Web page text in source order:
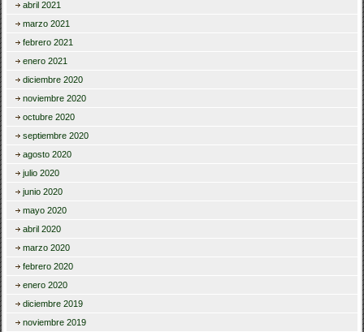
abril 2021
marzo 2021
febrero 2021
enero 2021
diciembre 2020
noviembre 2020
octubre 2020
septiembre 2020
agosto 2020
julio 2020
junio 2020
mayo 2020
abril 2020
marzo 2020
febrero 2020
enero 2020
diciembre 2019
noviembre 2019